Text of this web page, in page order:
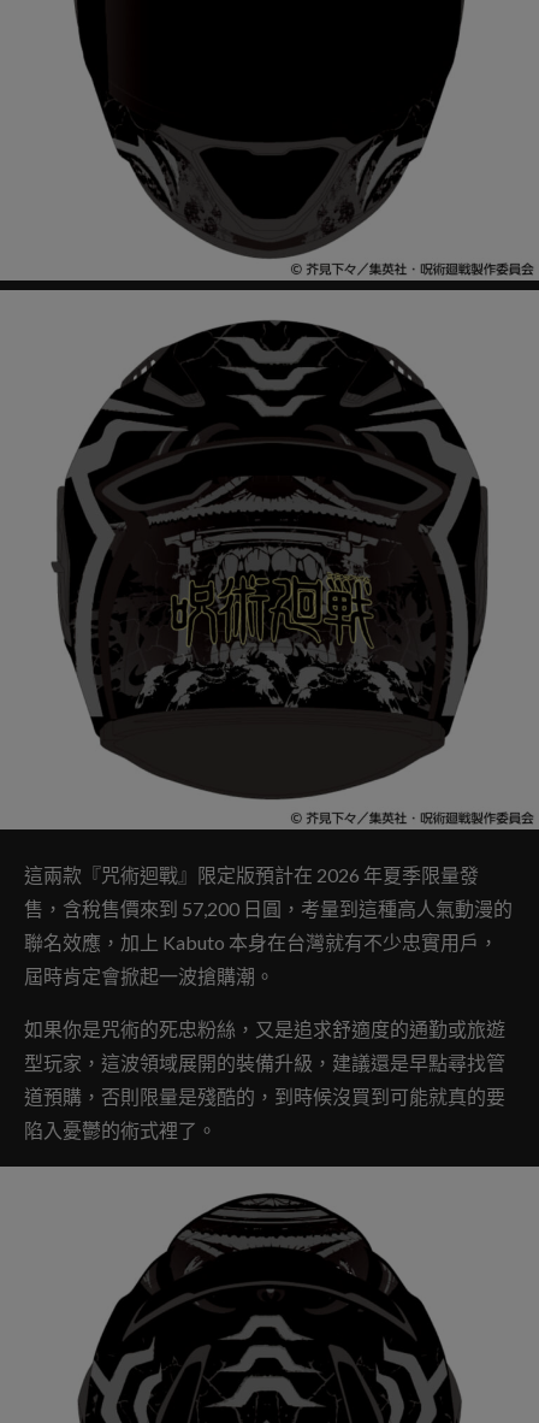
這兩款『咒術迴戰』限定版預計在 2026 年夏季限量發
售，含稅售價來到 57,200 日圓，考量到這種高人氣動漫的
聯名效應，加上 Kabuto 本身在台灣就有不少忠實用戶，
屆時肯定會掀起一波搶購潮。
如果你是咒術的死忠粉絲，又是追求舒適度的通勤或旅遊
型玩家，這波領域展開的裝備升級，建議還是早點尋找管
道預購，否則限量是殘酷的，到時候沒買到可能就真的要
陷入憂鬱的術式裡了。